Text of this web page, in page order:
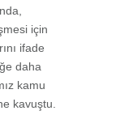
için
ifade
daha
kamu
kavuştu.